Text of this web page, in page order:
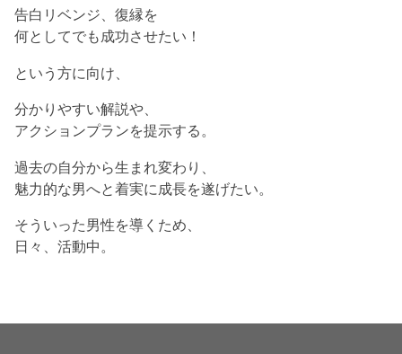
告白リベンジ、復縁を
何としてでも成功させたい！
という方に向け、
分かりやすい解説や、
アクションプランを提示する。
過去の自分から生まれ変わり、
魅力的な男へと着実に成長を遂げたい。
そういった男性を導くため、
日々、活動中。